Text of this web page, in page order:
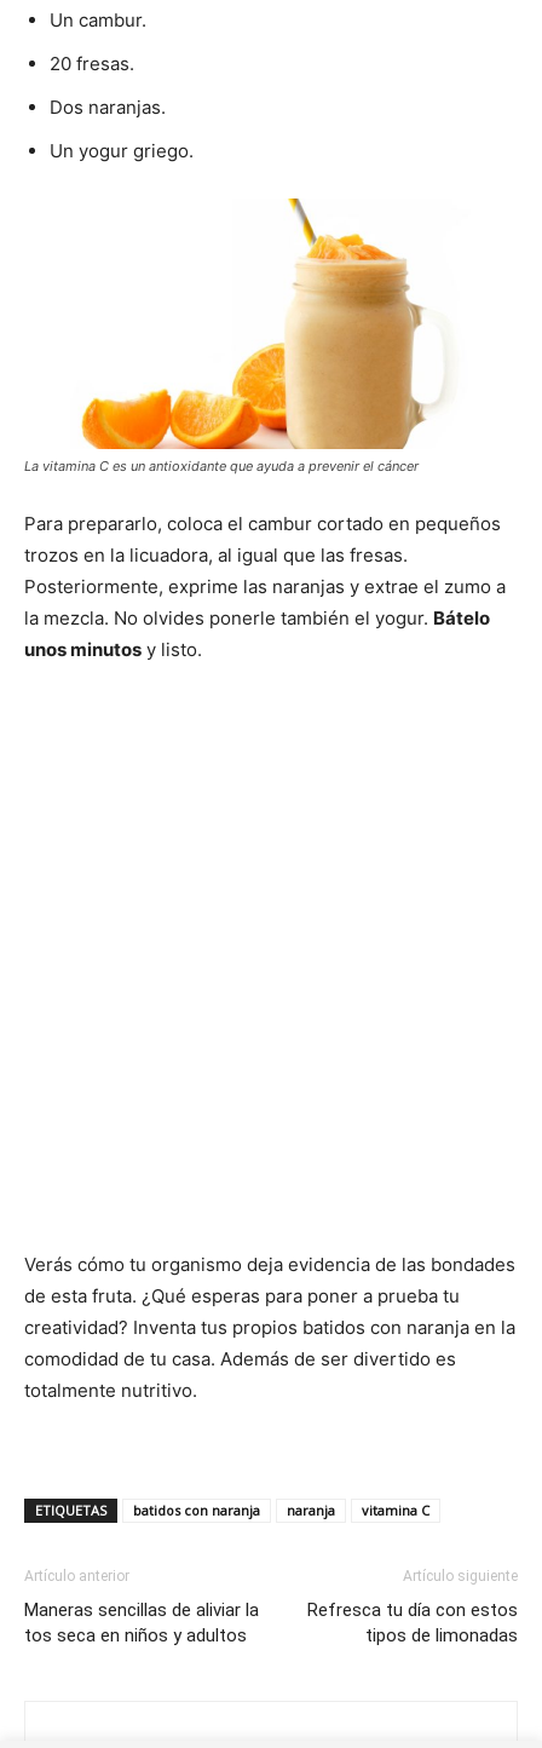
Un cambur.
20 fresas.
Dos naranjas.
Un yogur griego.
La vitamina C es un antioxidante que ayuda a prevenir el cáncer
Para prepararlo, coloca el cambur cortado en pequeños
trozos en la licuadora, al igual que las fresas.
Posteriormente, exprime las naranjas y extrae el zumo a
la mezcla. No olvides ponerle también el yogur. Bátelo
unos minutos y listo.
Verás cómo tu organismo deja evidencia de las bondades
de esta fruta. ¿Qué esperas para poner a prueba tu
creatividad? Inventa tus propios batidos con naranja en la
comodidad de tu casa. Además de ser divertido es
totalmente nutritivo.
ETIQUETAS batidos con naranja naranja vitamina C
Artículo anterior
Maneras sencillas de aliviar la
tos seca en niños y adultos
Artículo siguiente
Refresca tu día con estos
tipos de limonadas